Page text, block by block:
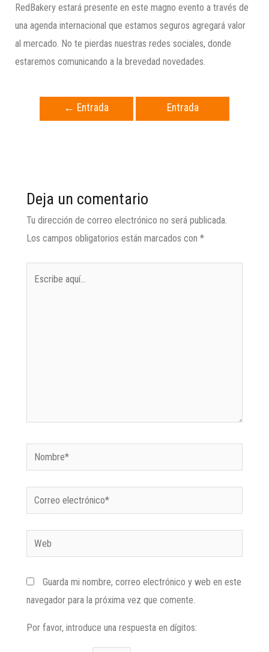
RedBakery estará presente en este magno evento a través de
una agenda internacional que estamos seguros agregará valor
al mercado. No te pierdas nuestras redes sociales, donde
estaremos comunicando a la brevedad novedades.
← Entrada
Entrada
Deja un comentario
Tu dirección de correo electrónico no será publicada.
Los campos obligatorios están marcados con *
Guarda mi nombre, correo electrónico y web en este
navegador para la próxima vez que comente.
Por favor, introduce una respuesta en dígitos: